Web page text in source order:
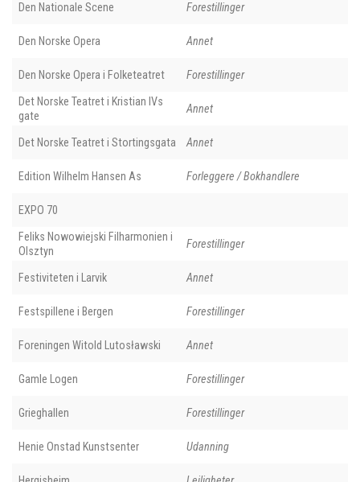
Den Nationale Scene Forestillinger
Den Norske Opera Annet
Den Norske Opera i Folketeatret Forestillinger
Det Norske Teatret i Kristian IVs
gate
Annet
Det Norske Teatret i Stortingsgata Annet
Edition Wilhelm Hansen As Forleggere / Bokhandlere
EXPO 70
Feliks Nowowiejski Filharmonien i
Olsztyn
Forestillinger
Festiviteten i Larvik Annet
Festspillene i Bergen Forestillinger
Foreningen Witold Lutosławski Annet
Gamle Logen Forestillinger
Grieghallen Forestillinger
Henie Onstad Kunstsenter Udanning